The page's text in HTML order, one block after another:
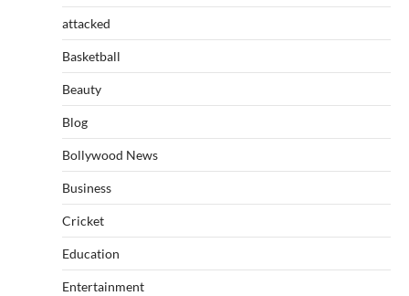
attacked
Basketball
Beauty
Blog
Bollywood News
Business
Cricket
Education
Entertainment